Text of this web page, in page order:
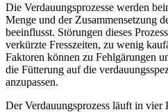
Die Verdauungsprozesse werden
Menge und der Zusammensetzung
beeinflusst. Störungen dieses
verkürzte Fresszeiten, zu wenig
Faktoren können zu Fehlgärungen
die Fütterung auf die
anzupassen.
Der Verdauungsprozess läuft in vier